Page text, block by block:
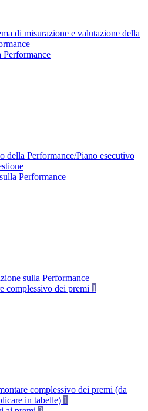
di misurazione e valutazione della
Performance
della Performance/Piano esecutivo
Performance
sulla Performance
complessivo dei premi 1
complessivo dei premi (da
in tabelle) 1